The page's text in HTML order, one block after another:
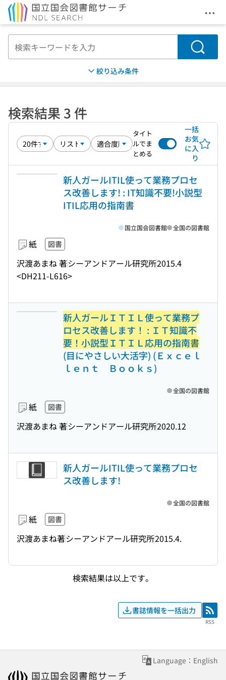
メ
検索
絞り込み条件
検索結果 3 件
タイト
ルでま
とめる
一括
お気
に入
り
新人ガールITIL使って業務プロセ
ス改善します! : IT知識不要!小説型
ITIL応用の指南書
紙 図書
沢渡あまね 著シーアンドアール研究所2015.4
<DH211-L616>
国立国会図書館 全国の図書館
新人ガールＩＴＩＬ使って業務プ
ロセス改善します！ : ＩＴ知識不
要！小説型ＩＴＩＬ応用の指南書
(目にやさしい大活字) (Ｅｘｃｅｌ
ｌｅｎｔ Ｂｏｏｋｓ)
紙 図書
沢渡あまね 著シーアンドアール研究所2020.12
全国の図書館
新人ガールITIL使って業務プロセ
ス改善します!
紙 図書
沢渡あまね著シーアンドアール研究所2015.4.
全国の図書館
検索結果は以上です。
書誌情報を一括出力 RSS
RSS
Language：English